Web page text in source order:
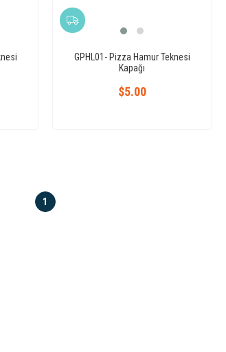
GPHL01- Pizza Hamur Teknesi
Kapağı
$5.00
1